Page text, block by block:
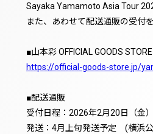
Sayaka Yamamoto Asia Tour
また、あわせて配送通販の受付
■山本彩 OFFICIAL GOODS STORE
https://official-goods-store.jp/
■配送通販
受付日程：2026年2月20日（金
発送：4月上旬発送予定 (横浜